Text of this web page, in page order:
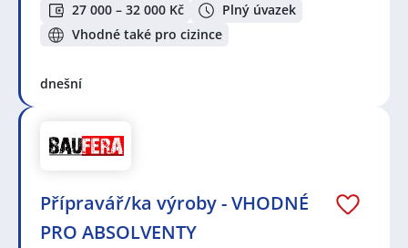
27 000 – 32 000 Kč
Plný úvazek
Vhodné také pro cizince
dnešní
Přípravář/ka výroby - VHODNÉ
PRO ABSOLVENTY